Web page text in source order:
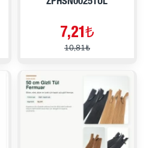
7,21₺
10,81₺